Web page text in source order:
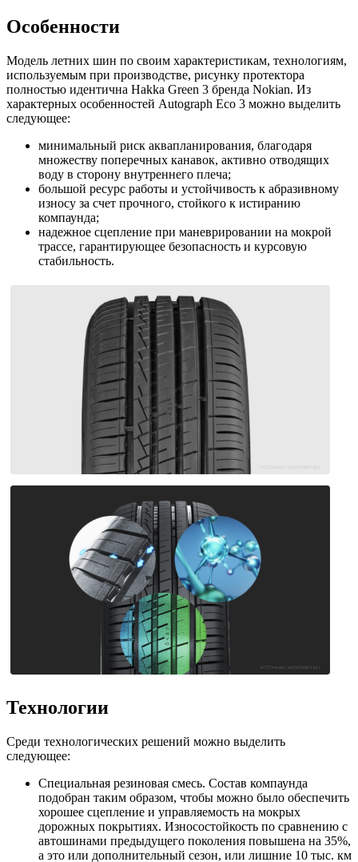
Особенности
Модель летних шин по своим характеристикам, технологиям,
используемым при производстве, рисунку протектора
полностью идентична Hakka Green 3 бренда Nokian. Из
характерных особенностей Autograph Eco 3 можно выделить
следующее:
минимальный риск аквапланирования, благодаря
множеству поперечных канавок, активно отводящих
воду в сторону внутреннего плеча;
большой ресурс работы и устойчивость к абразивному
износу за счет прочного, стойкого к истиранию
компаунда;
надежное сцепление при маневрировании на мокрой
трассе, гарантирующее безопасность и курсовую
стабильность.
Технологии
Среди технологических решений можно выделить
следующее:
Специальная резиновая смесь. Состав компаунда
подобран таким образом, чтобы можно было обеспечить
хорошее сцепление и управляемость на мокрых
дорожных покрытиях. Износостойкость по сравнению с
автошинами предыдущего поколения повышена на 35%,
а это или дополнительный сезон, или лишние 10 тыс. км